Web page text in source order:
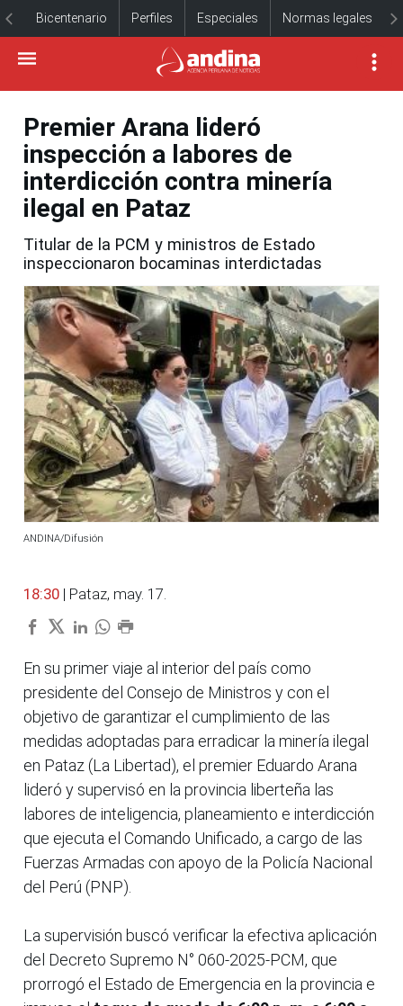
Bicentenario Perfiles Especiales Normas legales
Premier Arana lideró
inspección a labores de
interdicción contra minería
ilegal en Pataz
Titular de la PCM y ministros de Estado
inspeccionaron bocaminas interdictadas
ANDINA/Difusión
18:30 | Pataz, may. 17.
En su primer viaje al interior del país como
presidente del Consejo de Ministros y con el
objetivo de garantizar el cumplimiento de las
medidas adoptadas para erradicar la minería ilegal
en Pataz (La Libertad), el premier Eduardo Arana
lideró y supervisó en la provincia liberteña las
labores de inteligencia, planeamiento e interdicción
que ejecuta el Comando Unificado, a cargo de las
Fuerzas Armadas con apoyo de la Policía Nacional
del Perú (PNP).
La supervisión buscó verificar la efectiva aplicación
del Decreto Supremo N° 060-2025-PCM, que
prorrogó el Estado de Emergencia en la provincia e